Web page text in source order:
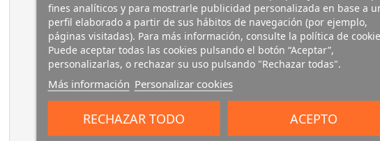
fines analíticos y para mostrarle publicidad personalizada en base a
perfil elaborado a partir de sus hábitos de navegación (por ejemplo,
páginas visitadas). Para más información, consulte la política de
Puede aceptar todas las cookies pulsando el botón “Aceptar”,
personalizarlas, o rechazar su uso pulsando "Rechazar todas".
Más información Personalizar cookies
RECHAZAR TODO ACEPTO